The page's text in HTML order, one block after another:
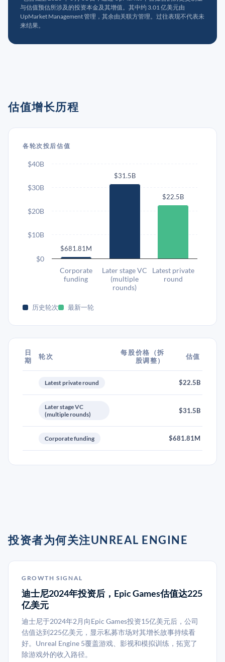
与估值预估所涉及的投资本金及其增值。其中约 3.01 亿美元由
UpMarket Management 管理，其余由关联方管理。过往表现不代表未
来结果。
估值增长历程
各轮次投后估值
$681.81M
$31.5B
$22.5B
Corporate
funding
Later stage VC
(multiple
rounds)
Latest private
round
$0
$10B
$20B
$30B
$40B
历史轮次 最新一轮
日
期
轮次
每股价格（拆
股调整）
估值
Latest private round $22.5B
Later stage VC
(multiple rounds)
$31.5B
Corporate funding $681.81M
投资者为何关注UNREAL ENGINE
GROWTH SIGNAL
迪士尼2024年投资后，Epic Games估值达225
亿美元
迪士尼于2024年2月向Epic Games投资15亿美元后，公司
估值达到225亿美元，显示私募市场对其增长故事持续看
好。Unreal Engine 5覆盖游戏、影视和模拟训练，拓宽了
除游戏外的收入路径。